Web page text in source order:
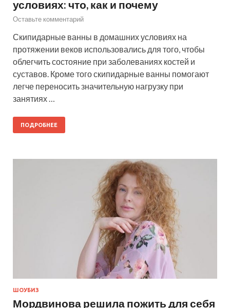
условиях: что, как и почему
Оставьте комментарий
Скипидарные ванны в домашних условиях на
протяжении веков использовались для того, чтобы
облегчить состояние при заболеваниях костей и
суставов. Кроме того скипидарные ванны помогают
легче переносить значительную нагрузку при
занятиях …
ПОДРОБНЕЕ
ШОУБИЗ
Мордвинова решила пожить для себя